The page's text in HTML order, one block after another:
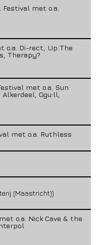
met o.a.
o.a. Di-rect, Up The
Therapy?
met o.a. Sun
Ggu:ll,
met o.a. Ruthless
(Maastricht))
o.a. Nick Cave & the